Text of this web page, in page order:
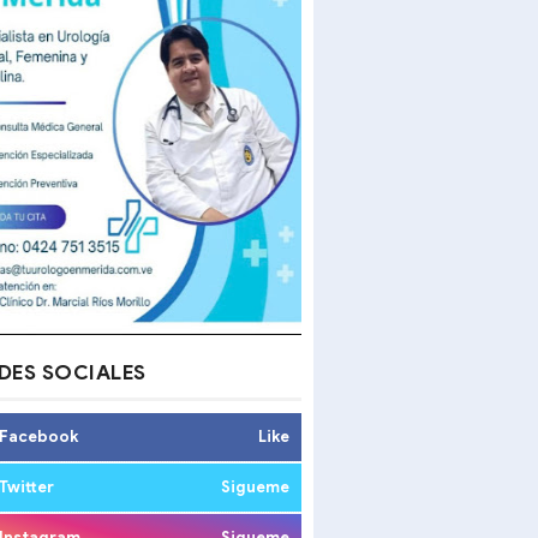
SOCIALES
Like
Sigueme